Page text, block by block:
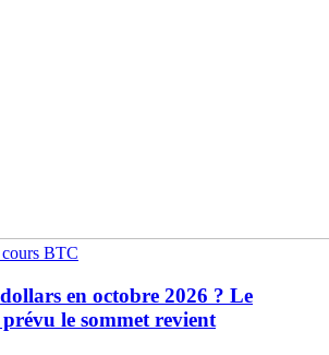
BTC
en octobre 2026 ? Le
le sommet revient